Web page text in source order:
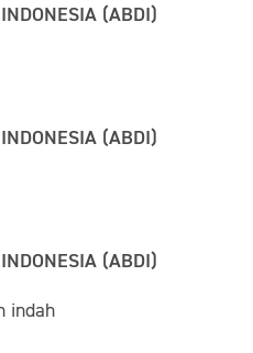
(ABDI)
(ABDI)
(ABDI)
indah